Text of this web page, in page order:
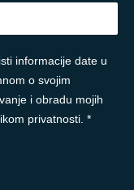
informacije date u
o svojim
i obradu mojih
privatnosti. *